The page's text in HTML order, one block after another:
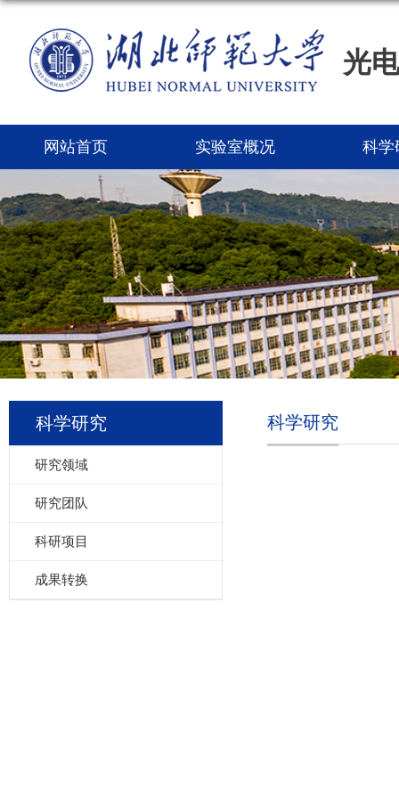
光
网站首页 实验室概况 科学
科学研究
研究领域
研究团队
科研项目
成果转换
科学研究